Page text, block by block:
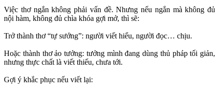
Việc thơ ngắn không phải vấn đề. Nhưng nếu ngắn mà không đủ
nội hàm, không đủ chìa khóa gợi mở, thì sẽ:
Trở thành thơ “tự sướng”: người viết hiểu, người đọc… chịu.
Hoặc thành thơ ảo tưởng: tưởng mình đang dùng thủ pháp tối giản,
nhưng thực chất là viết thiếu, chưa tới.
Gợi ý khắc phục nếu viết lại: